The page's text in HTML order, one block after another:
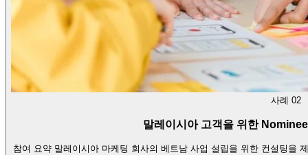
사례 02
말레이시아 고객을 위한
참여 요약 말레이시아 마케팅 회사의 베트남 사업 설립을 위한 컨설팅을